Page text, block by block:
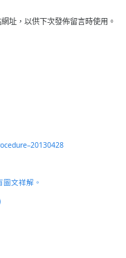
址，以供下次發佈留言時使用。
圖文祥解。